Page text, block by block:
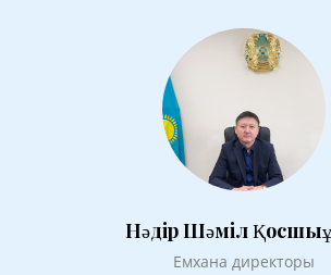
Нәдір Шәміл
Емхана директоры